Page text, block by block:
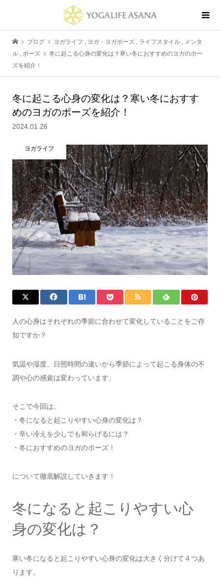
ブログ ヨガライフ , ヨガ・ヨガポーズ , ライフスタイル , メンタ
ル , ポーズ
冬に起こる心身の変化は？寒い冬におすすめのヨガのポー
ズを紹介！
冬に起こる心身の変化は？寒い冬におすす
めのヨガのポーズを紹介！
2024.01.26
ヨガライフ
人の心身はそれぞれの季節に合わせて変化していることをご存
知ですか？
気温や湿度、日照時間の違いから季節によって起こる身体の不
調や心の感覚は変わっています。
そこで今回は、
・冬になると起こりやすい心身の変化は？
・辛い冷えを少しでも和らげるには？
・冬におすすめのヨガのポーズ！
について徹底解説していきます！
冬になると起こりやすい心
身の変化は？
寒い冬になると起こりやすい心身の変化は大きく分けて４つあ
ります。